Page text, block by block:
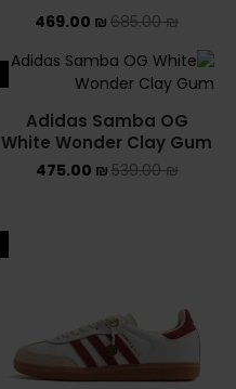
685.00₪
469.00 ₪
Adidas Samba OG
White Wonder Clay Gum
539.00₪
475.00 ₪